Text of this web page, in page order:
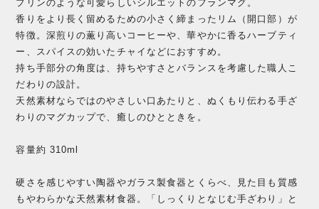
プリンのような可愛らしいシルエットのフランマグ。
香りをより長く留めるための小さく締まったリム（開口部）が
特徴。深煎りの薫り高いコーヒーや、華やかに香るハーブティ
ー、スパイスの効いたチャイなどにおすすめ。
持ち手部分の角度は、持ちやすさとバランスを考慮した職人こ
だわりの設計。
天然素材ならではのやさしい口あたりと、ぬくもり伝わる手ざ
わりのマグカップで、癒しのひとときを。
容量約 310ml
硬さを感じやすい陶器やガラス製食器とくらべ、見た目も質感
もやわらかな天然素材食器。「しっくりとなじむ手ざわり」と